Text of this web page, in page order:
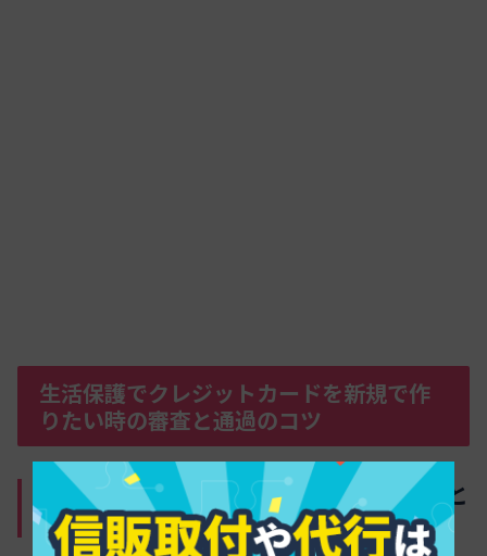
生活保護でクレジットカードを新規で作
りたい時の審査と通過のコツ
申込時に見られるポイントは収入状況と
信用情報である